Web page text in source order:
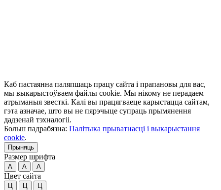
Каб пастаянна паляпшаць працу сайта і прапановы для вас,
мы выкарыстоўваем файлы cookie. Мы нікому не перадаем
атрыманыя звесткі. Калі вы працягваеце карыстацца сайтам,
гэта азначае, што вы не пярэчыце супраць прымянення
дадзенай тэхналогіі.
Больш падрабязна: Палітыка прыватнасці і выкарыстання
cookie.
Прыняць
Размер шрифта
A A A
Цвет сайта
Ц Ц Ц